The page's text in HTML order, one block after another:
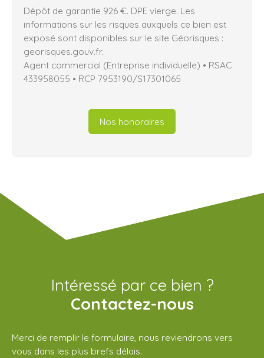
Dépôt de garantie 926 €. DPE vierge. Les
informations sur les risques auxquels ce bien est
exposé sont disponibles sur le site Géorisques :
georisques.gouv.fr.
Agent commercial (Entreprise individuelle) • RSAC
433958055 • RCP 7953190/S17301065
Nos honoraires
Intéressé par ce bien ?
Contactez-nous
Merci de remplir le formulaire, nous reviendrons vers
vous dans les plus brefs délais.